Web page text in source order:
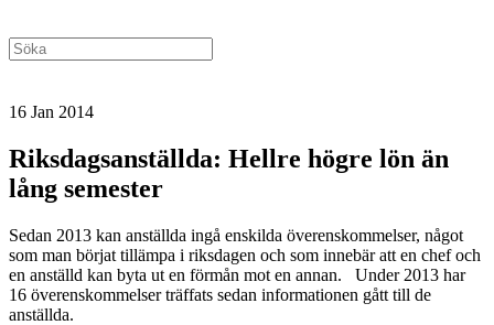
16 Jan 2014
Riksdagsanställda: Hellre högre lön än
lång semester
Sedan 2013 kan anställda ingå enskilda överenskommelser, något
som man börjat tillämpa i riksdagen och som innebär att en chef och
en anställd kan byta ut en förmån mot en annan. Under 2013 har
16 överenskommelser träffats sedan informationen gått till de
anställda.